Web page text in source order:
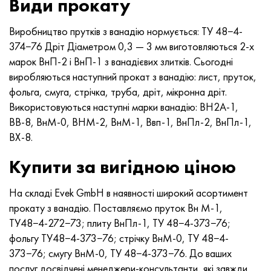
Види прокату
Виробництво прутків з ванадію нормується: ТУ 48−4-
374−76 Дріт Діаметром 0,3 — 3 мм виготовляються 2-х
марок ВнП-2 і ВнП-1 з ванадієвих злитків. Сьогодні
виробляються наступний прокат з ванадію: лист, пруток,
фольга, смуга, стрічка, труба, дріт, мікронна дріт.
Використовуються наступні марки ванадію: ВН2А-1,
ВВ-8, ВнМ-0, ВНМ-2, ВнМ-1, Ввп-1, ВнПл-2, ВнПл-1,
ВХ-8.
Купити за вигідною ціною
На складі Evek GmbH в наявності широкий асортимент
прокату з ванадію. Поставляємо пруток Вн М-1,
ТУ48−4-272−73; плиту ВнПл-1, ТУ 48−4-373−76;
фольгу ТУ48−4-373−76; стрічку ВнМ-0, ТУ 48−4-
373−76; смугу ВнМ-0, ТУ 48−4-373−76. До ваших
MP159
Multimet n155
Никрофер 5923 hMo
Никрофер 6030
Нитроник 40
Нитроник 60
Нитроник 75
Нимоник 80а
Стрічка, коло, дріт 56ДГНХ
Стрічка 68НХВКТЮ
труба 79НМ
Стрічка, коло, дріт 80НМ
80НМВ-ВІ
81НМА
Види прецизійних сплавів
термобіметалів
Лист, круг, дріт ХН73МБТЮ
Труба ХН70Ю
Труба ХН75МБТЮ
Лист, круг, дріт ХН75ТБЮ
Лист, круг, дріт ХН77ТЮ
труба ХН78Т
Лист, круг, дріт ХН80ТБЮ
Лист, круг, дріт Н65М
5B
ТЛ5
АТ-6
МС-6
14 титан
40 титан
1.4567 - aisi 304Cu
1.4570 - aisi303Cu
1.4574 - Alloy PH 15-7 Mo®
1.4580 - aisi 316Cb
1.4597 - aisi 204Cu
Сплав 31 - 1.4562
Сплав 254smo® - 1.4547
Сплав 926 - 1.4529
15Х16Н2АМ
18Х11МНФБ
18Х12ВМБФР
20Х12ВНМФ
20Х3МВФ
37Х12Н8Г8МФБ
40Х10С2М
40Х9С2
30Х, aisi 5130, 30h
30хгс, 30hgs
30ХГСА, 30hgsa
30хгсн2а, 30hgsna
30хн2ма, 30CrNiMo8
34хн3ма, 36NiCrMo16, 35NiCrMo16
35hgs, 35хгс
35hgsa, 35ХГСА